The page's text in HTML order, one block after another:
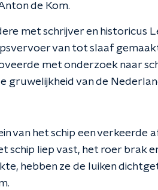
de Kom.
met schrijver en historicus
van tot slaaf
met onderzoek naar
gruwelijkheid van de
van het schip een verkeerde
schip liep vast, het roer brak
hebben ze de luiken